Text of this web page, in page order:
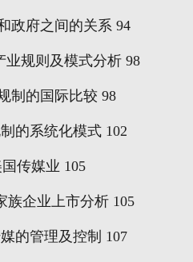
政府之间的关系 94
业规则及模式分析98
制的国际比较 98
的系统化模式102
国传媒业 105
族企业上市分析105
的管理及控制 107